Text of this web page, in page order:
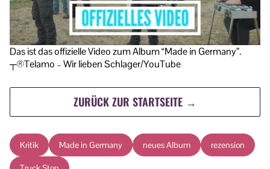
Das ist das offizielle Video zum Album “Made in Germany”.
┬®Telamo – Wir lieben Schlager/YouTube
ZURÜCK ZUR STARTSEITE →
Kritik Made in Germany neues Album rezension